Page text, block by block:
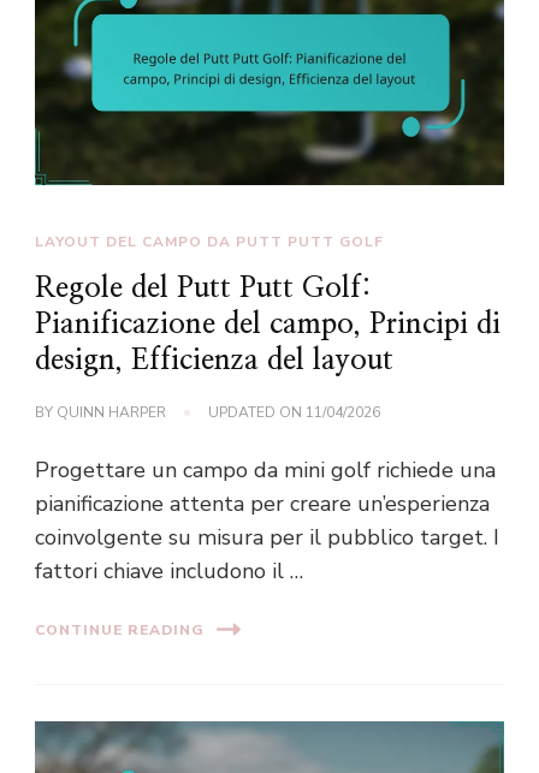
LAYOUT DEL CAMPO DA PUTT PUTT GOLF
Regole del Putt Putt Golf:
Pianificazione del campo, Principi di
design, Efficienza del layout
BY QUINN HARPER UPDATED ON 11/04/2026
Progettare un campo da mini golf richiede una
pianificazione attenta per creare un’esperienza
coinvolgente su misura per il pubblico target. I
fattori chiave includono il …
CONTINUE READING